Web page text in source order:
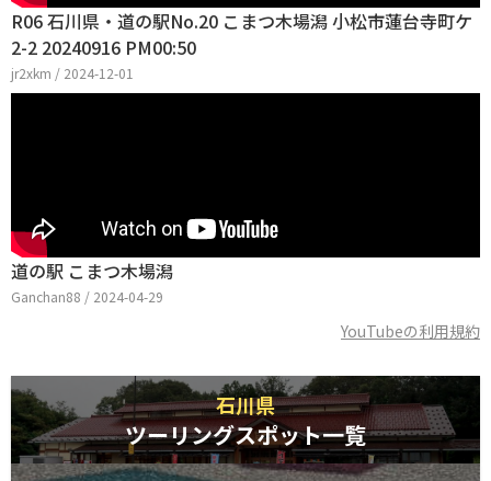
R06 石川県・道の駅No.20 こまつ木場潟 小松市蓮台寺町ケ
2-2 20240916 PM00:50
jr2xkm / 2024-12-01
道の駅 こまつ木場潟
Ganchan88 / 2024-04-29
YouTubeの利用規約
石川県
ツーリングスポット一覧